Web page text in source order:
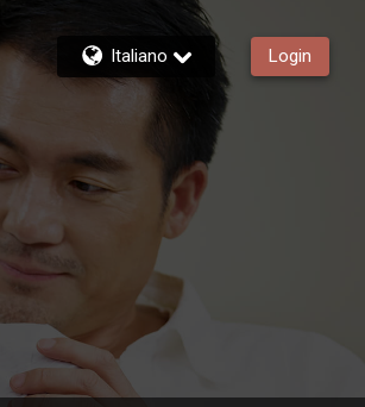
Italiano Login